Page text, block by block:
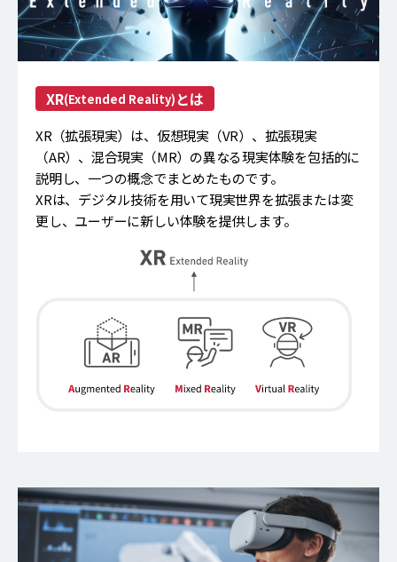
XR(Extended Reality) とは
XR（拡張現実）は、仮想現実（VR）、拡張現実
（AR）、混合現実（MR）の異なる現実体験を包括的に
説明し、一つの概念でまとめたものです。
XRは、デジタル技術を用いて現実世界を拡張または変
更し、ユーザーに新しい体験を提供します。